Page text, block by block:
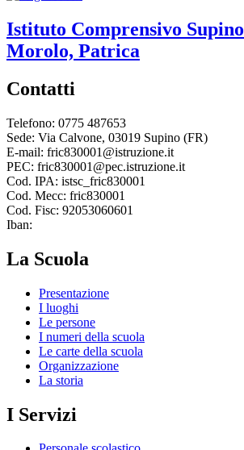
Istituto Comprensivo Supino
Morolo, Patrica
Contatti
Telefono: 0775 487653
Sede: Via Calvone, 03019 Supino (FR)
E-mail: fric830001@istruzione.it
PEC: fric830001@pec.istruzione.it
Cod. IPA: istsc_fric830001
Cod. Mecc: fric830001
Cod. Fisc: 92053060601
Iban:
La Scuola
Presentazione
I luoghi
Le persone
I numeri della scuola
Le carte della scuola
Organizzazione
La storia
I Servizi